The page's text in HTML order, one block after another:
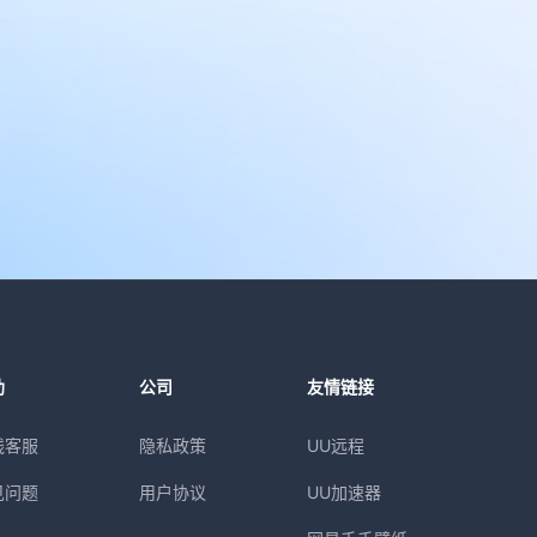
客服
问题
公司
隐私政策
用户协议
友情链接
UU远程
UU加速器